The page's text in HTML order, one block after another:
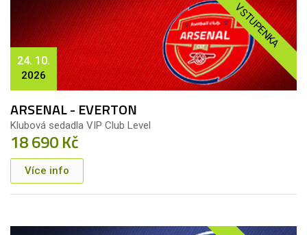
VSTUPENKA
24. 10.
2026
ARSENAL - EVERTON
Klubová sedadla VIP Club Level
18 690 Kč
Více info